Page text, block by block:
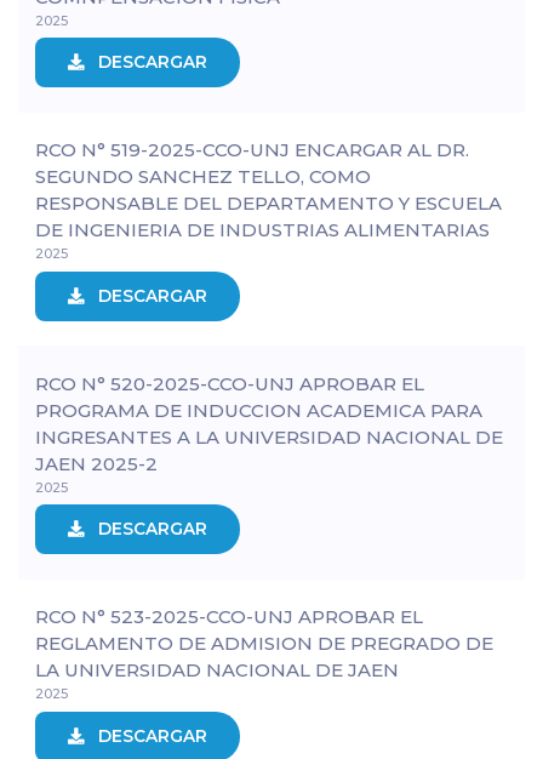
2025
DESCARGAR
RCO N° 519-2025-CCO-UNJ ENCARGAR AL DR.
SEGUNDO SANCHEZ TELLO, COMO
RESPONSABLE DEL DEPARTAMENTO Y ESCUELA
DE INGENIERIA DE INDUSTRIAS ALIMENTARIAS
2025
DESCARGAR
RCO N° 520-2025-CCO-UNJ APROBAR EL
PROGRAMA DE INDUCCION ACADEMICA PARA
INGRESANTES A LA UNIVERSIDAD NACIONAL DE
JAEN 2025-2
2025
DESCARGAR
RCO N° 523-2025-CCO-UNJ APROBAR EL
REGLAMENTO DE ADMISION DE PREGRADO DE
LA UNIVERSIDAD NACIONAL DE JAEN
2025
DESCARGAR